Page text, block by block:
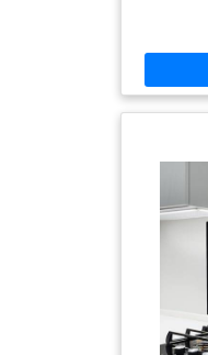
résistance
directement
l'industrie. 9
DU
verre se
neutre et
et
PAS –
éclatantes